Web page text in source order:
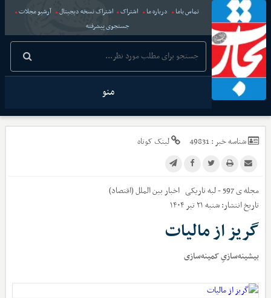
تماس باما درباره ما اشتراک اشتراک نسخه دیجیتال
آرشیو مجلات
جستجوی پیشرفته
منو
شناسه خبر :49831 لینک کوتاه
مجله ی 597 - لبه تاریکی اخباربین الملل (اقتصاد)
تاریخ انتشار:شنبه ۲۱ تیر ۱۴۰۴
گریز از مالیات
بیشینه‌سازیِ کمینه‌سازی